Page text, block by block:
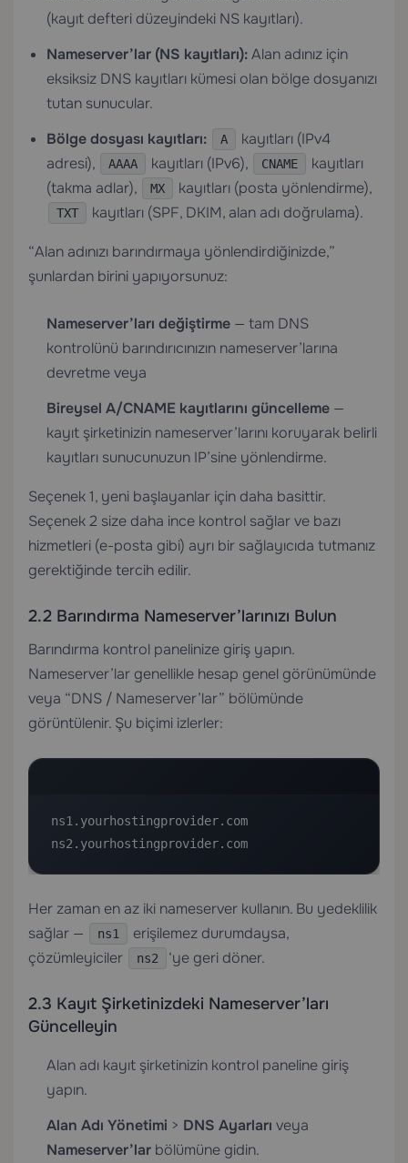
(kayıt defteri düzeyindeki NS kayıtları).
Nameserver’lar (NS kayıtları):Alan adınız için
eksiksiz DNS kayıtları kümesi olan bölge dosyanızı
tutan sunucular.
Bölge dosyası kayıtları:
A
kayıtları (IPv4
adresi),
AAAA kayıtları (IPv6), CNAME
kayıtları
(takma adlar),
MX kayıtları (posta yönlendirme),
TXT kayıtları (SPF, DKIM, alan adı doğrulama).
“Alan adınızı barındırmaya yönlendirdiğinizde,”
şunlardan birini yapıyorsunuz:
Nameserver’ları değiştirme — tam DNS
kontrolünü barındırıcınızın nameserver’larına
devretme veya
Bireysel A/CNAME kayıtlarını güncelleme —
kayıt şirketinizin nameserver’larını koruyarak belirli
kayıtları sunucunuzun IP’sine yönlendirme.
Seçenek 1, yeni başlayanlar için daha basittir.
Seçenek 2 size daha ince kontrol sağlar ve bazı
hizmetleri (e-posta gibi) ayrı bir sağlayıcıda tutmanız
gerektiğinde tercih edilir.
2.2 Barındırma Nameserver’larınızı Bulun
Barındırma kontrol panelinize giriş yapın.
Nameserver’lar genellikle hesap genel görünümünde
veya “DNS / Nameserver’lar” bölümünde
görüntülenir. Şu biçimi izlerler:
ns1.yourhostingprovider.com
ns2.yourhostingprovider.com
Her zaman en az iki nameserver kullanın. Bu yedeklilik
sağlar —
ns1
erişilemez durumdaysa,
çözümleyiciler
ns2 ‘ye geri döner.
2.3 Kayıt Şirketinizdeki Nameserver’ları
Güncelleyin
Alan adı kayıt şirketinizin kontrol paneline giriş
yapın.
Alan Adı Yönetimi > DNS Ayarları veya
Nameserver’lar bölümüne gidin.